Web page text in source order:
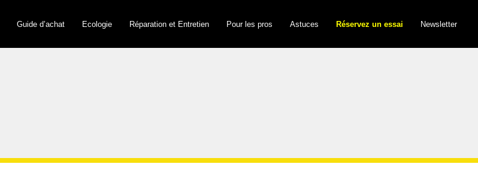
Guide d’achat Ecologie Réparation et Entretien Pour les pros Astuces Réservez un essai Newsletter